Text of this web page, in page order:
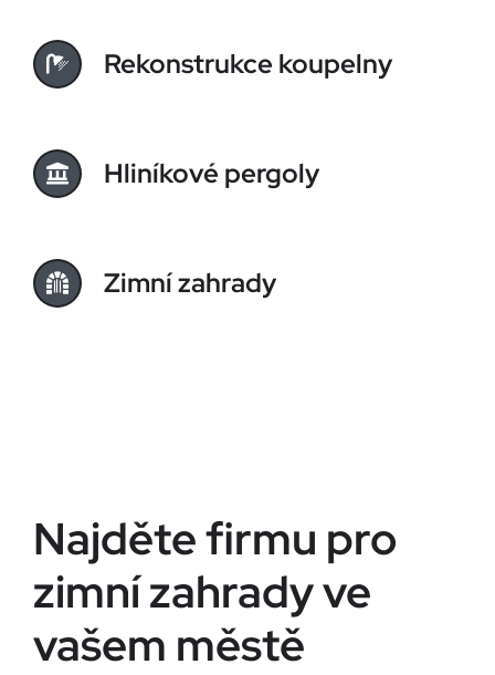
Rekonstrukce koupelny
Hliníkové pergoly
Zimní zahrady
Najděte firmu pro
zimní zahrady ve
vašem městě